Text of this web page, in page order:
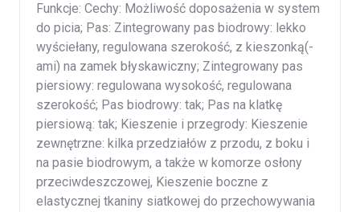
Funkcje: Cechy: Możliwość doposażenia w system
do picia; Pas: Zintegrowany pas biodrowy: lekko
wyściełany, regulowana szerokość, z kieszonką(-
ami) na zamek błyskawiczny; Zintegrowany pas
piersiowy: regulowana wysokość, regulowana
szerokość; Pas biodrowy: tak; Pas na klatkę
piersiową: tak; Kieszenie i przegrody: Kieszenie
zewnętrzne: kilka przedziałów z przodu, z boku i
na pasie biodrowym, a także w komorze osłony
przeciwdeszczowej, Kieszenie boczne z
elastycznej tkaniny siatkowej do przechowywania